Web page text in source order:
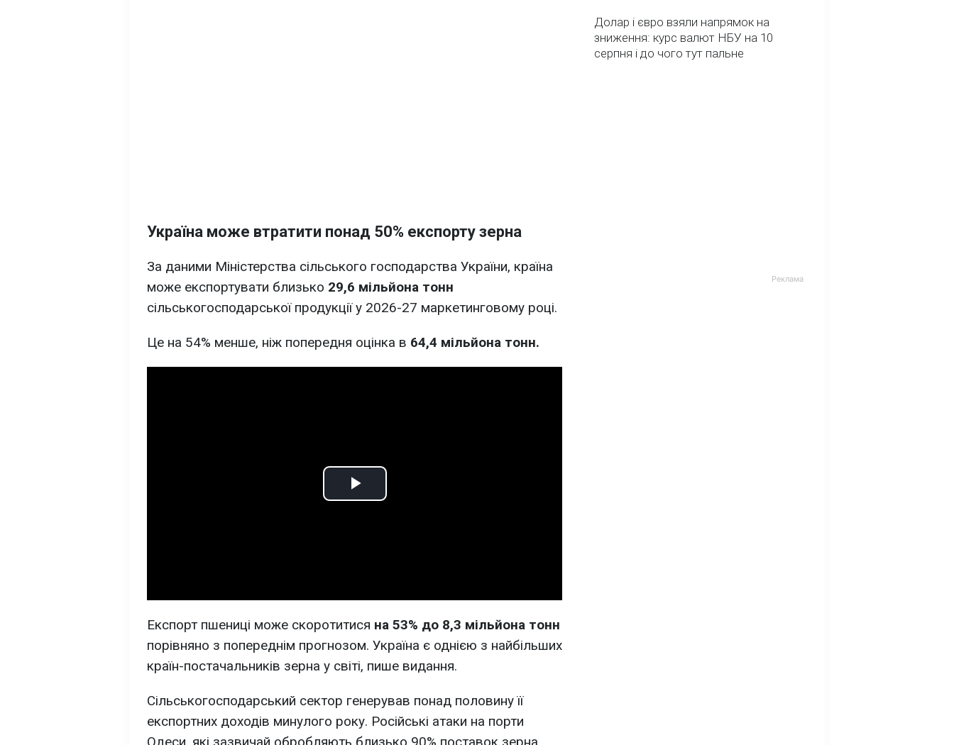
Україна може втратити понад 50% експорту зерна
За даними Міністерства сільського господарства України, країна
може експортувати близько 29,6 мільйона тонн
сільськогосподарської продукції у 2026-27 маркетинговому році.
Це на 54% менше, ніж попередня оцінка в 64,4 мільйона тонн.
Play
Експорт пшениці може скоротитися на 53% до 8,3 мільйона тонн
порівняно з попереднім прогнозом. Україна є однією з найбільших
країн-постачальників зерна у світі, пише видання.
Сільськогосподарський сектор генерував понад половину її
експортних доходів минулого року. Російські атаки на порти
Долар і євро взяли напрямок на
зниження: курс валют НБУ на 10
серпня і до чого тут пальне